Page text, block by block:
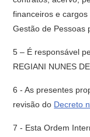
financeiros e
Gestão de Pessoas
5 – É responsável
REGIANI NUNES
6 - As presentes
revisão do Decreto
7 - Esta Ordem